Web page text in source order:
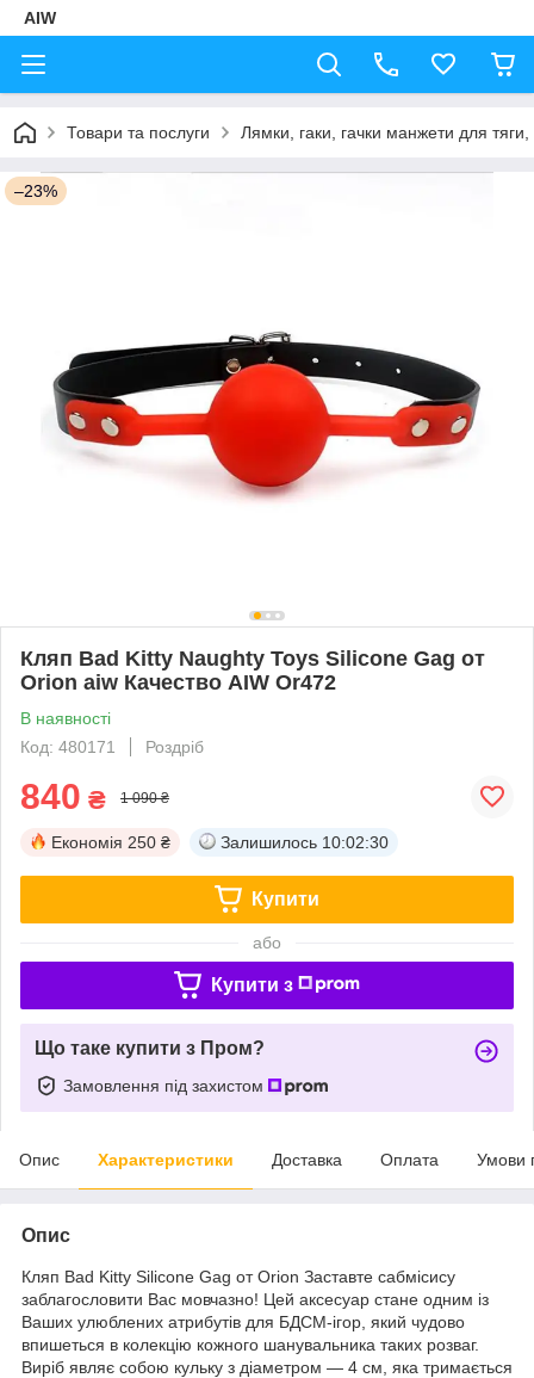
AIW
Товари та послуги Лямки, гаки, гачки манжети для
–23%
Кляп Bad Kitty Naughty Toys Silicone Gag от
Orion aiw Качество AIW Or472
В наявності
Код: 480171
Роздріб
840 ₴ 1 090 ₴
Економія 250 ₴ Залишилось 10:02:30
Купити
або
Купити з
Що таке купити з Пром?
Замовлення під захистом
Опис Характеристики Доставка Оплата Умови
Опис
Кляп Bad Kitty Silicone Gag от Orion Заставте сабмісису
заблагословити Вас мовчазно! Цей аксесуар стане одним із
Ваших улюблених атрибутів для БДСМ-ігор, який чудово
впишеться в колекцію кожного шанувальника таких розваг.
Виріб являє собою кульку з діаметром — 4 см, яка тримається